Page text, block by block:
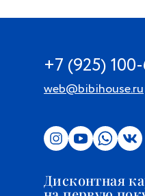
+7 (925)
web@bibihouse.ru
Дисконтная